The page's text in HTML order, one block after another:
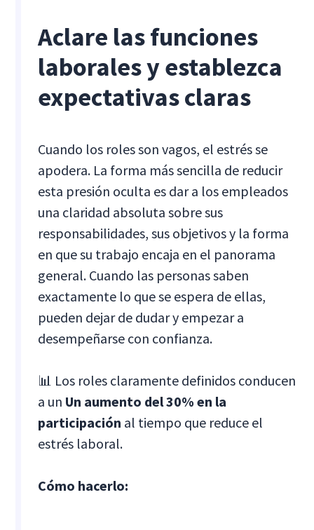
Aclare las funciones
laborales y establezca
expectativas claras
Cuando los roles son vagos, el estrés se
apodera. La forma más sencilla de reducir
esta presión oculta es dar a los empleados
una claridad absoluta sobre sus
responsabilidades, sus objetivos y la forma
en que su trabajo encaja en el panorama
general. Cuando las personas saben
exactamente lo que se espera de ellas,
pueden dejar de dudar y empezar a
desempeñarse con confianza.
📊 Los roles claramente definidos conducen
a un Un aumento del 30% en la
participación al tiempo que reduce el
estrés laboral.
Cómo hacerlo: